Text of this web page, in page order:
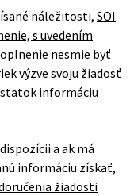
náležitosti, SOI
s uvedením
nesmie byť
výzve svoju žiadosť
informáciu
a ak má
informáciu získať,
žiadosti